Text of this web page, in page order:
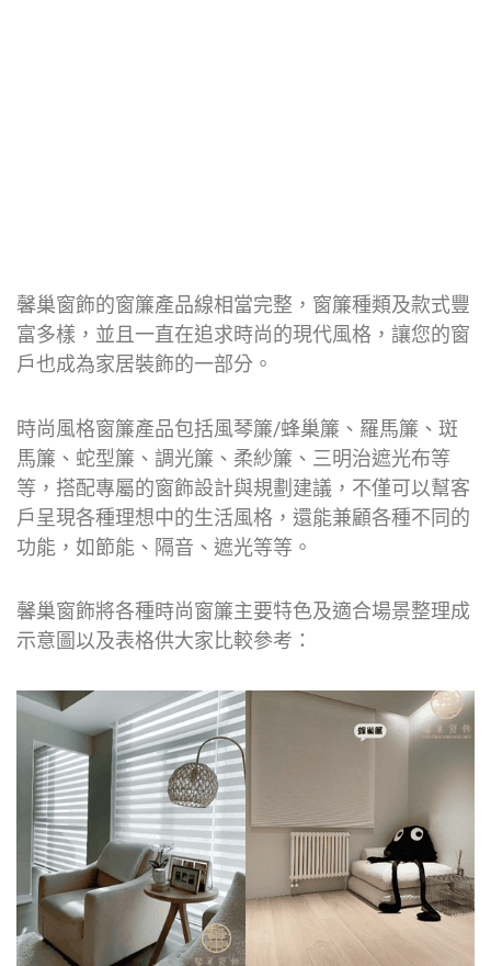
馨巢窗飾的窗簾產品線相當完整，窗簾種類及款式豐
富多樣，並且一直在追求時尚的現代風格，讓您的窗
戶也成為家居裝飾的一部分。
時尚風格窗簾產品包括風琴簾/蜂巢簾、羅馬簾、斑
馬簾、蛇型簾、調光簾、柔紗簾、三明治遮光布等
等，搭配專屬的窗飾設計與規劃建議，不僅可以幫客
戶呈現各種理想中的生活風格，還能兼顧各種不同的
功能，如節能、隔音、遮光等等。
馨巢窗飾將各種時尚窗簾主要特色及適合場景整理成
示意圖以及表格供大家比較參考：